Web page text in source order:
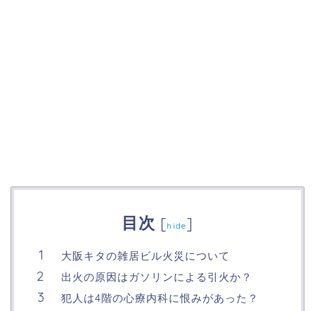
目次 [hide]
大阪キタの雑居ビル火災について
出火の原因はガソリンによる引火か？
犯人は4階の心療内科に恨みがあった？